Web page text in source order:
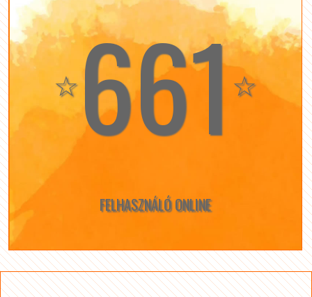
☆661☆
FELHASZNÁLÓ ONLINE